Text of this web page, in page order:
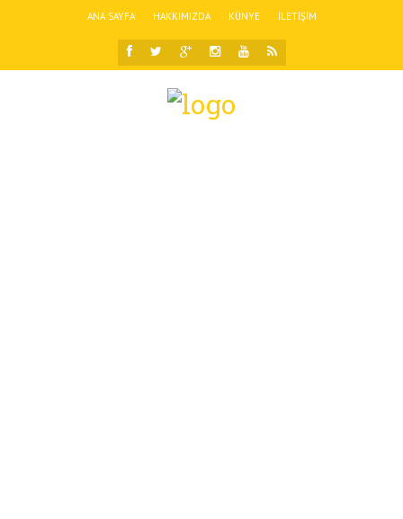
ANA SAYFA HAKKIMIZDA KÜNYE İLETIŞIM